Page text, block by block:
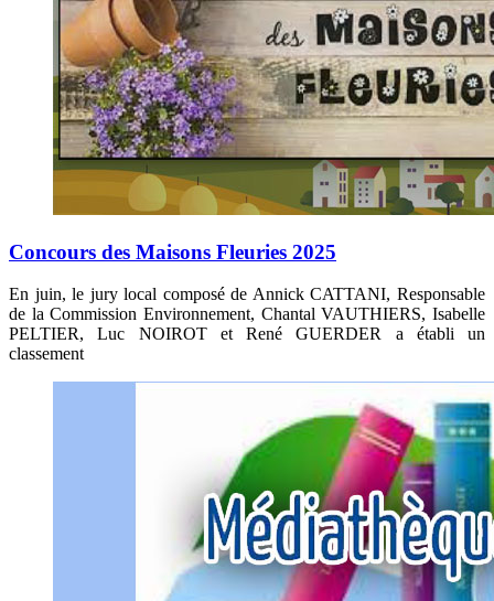
Concours des Maisons Fleuries 2025
En juin, le jury local composé de Annick CATTANI, Responsable
de la Commission Environnement, Chantal VAUTHIERS, Isabelle
PELTIER, Luc NOIROT et René GUERDER a établi un
classement